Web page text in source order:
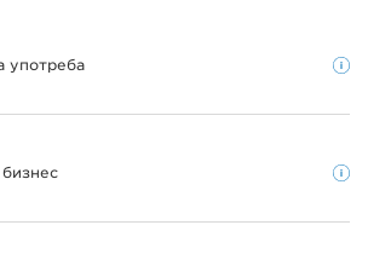
употреба